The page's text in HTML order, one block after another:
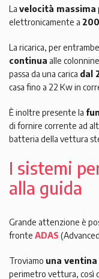
La velocità massima
elettronicamente a
La ricarica, per
continua alle
passa da una carica dal
casa fino a 22 Kw in
È inoltre presente la
di fornire corrente ad
batteria della vettura
I sistemi
alla guida
Grande attenzione è
fronte ADAS
Troviamo una
perimetro vettura, così